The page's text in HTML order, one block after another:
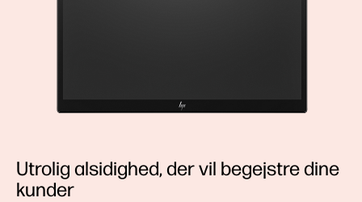
Utrolig alsidighed, der vil begejstre dine
kunder